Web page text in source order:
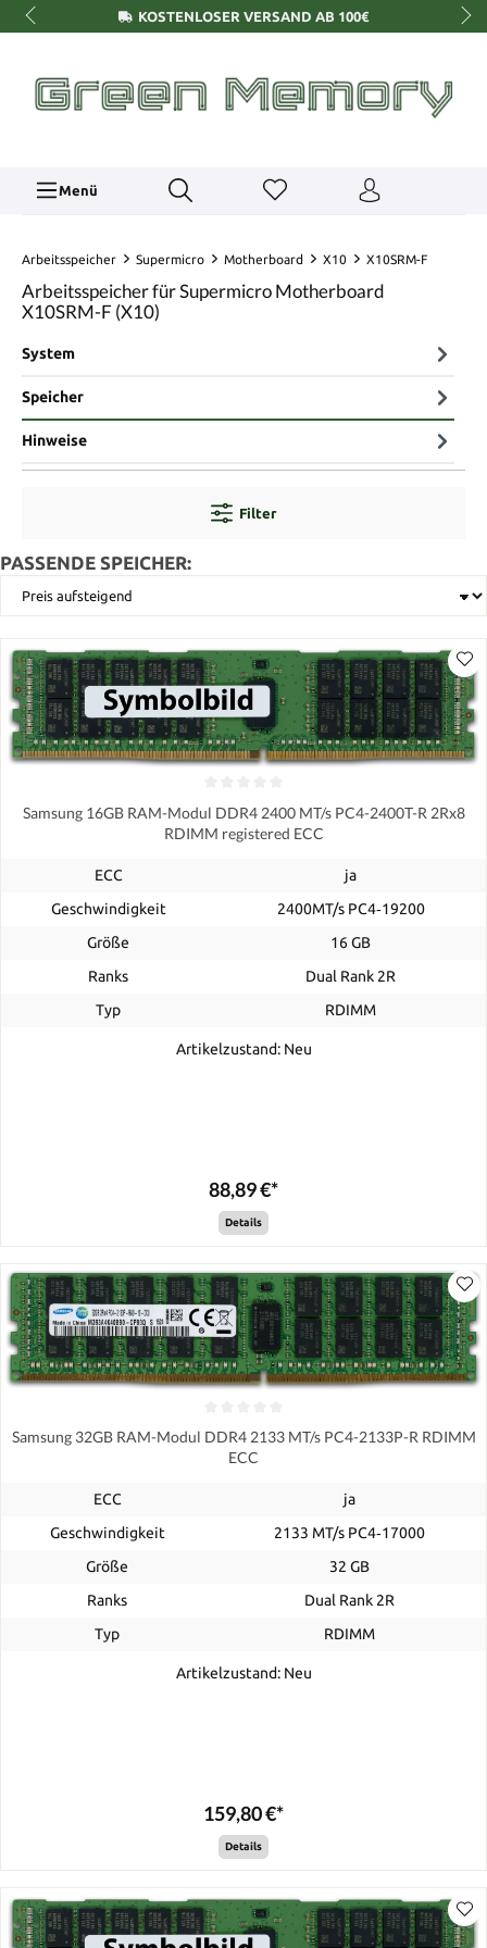
KOSTENLOSER VERSAND AB 100€
Menü
Arbeitsspeicher Supermicro Motherboard X10 X10SRM-F
Arbeitsspeicher für Supermicro Motherboard
X10SRM-F (X10)
System
Speicher
Hinweise
Filter
PASSENDE SPEICHER:
Samsung 16GB RAM-Modul DDR4 2400 MT/s PC4-2400T-R 2Rx8
RDIMM registered ECC
ECC
ja
Geschwindigkeit
2400MT/s PC4‑19200
Größe
16 GB
Ranks
Dual Rank 2R
Typ
RDIMM
Artikelzustand: Neu
88,89 €*
Details
Samsung 32GB RAM-Modul DDR4 2133 MT/s PC4-2133P-R RDIMM
ECC
ECC
ja
Geschwindigkeit
2133 MT/s PC4‑17000
Größe
32 GB
Ranks
Dual Rank 2R
Typ
RDIMM
Artikelzustand: Neu
159,80 €*
Details